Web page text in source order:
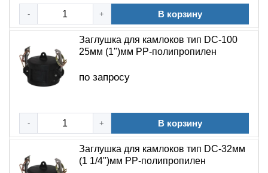
- + В корзину
Заглушка для камлоков тип DC-100
25мм (1")мм PP-полипропилен
по запросу
- + В корзину
Заглушка для камлоков тип DC-32мм
(1 1/4")мм PP-полипропилен